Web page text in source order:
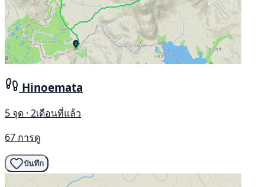
Hinoemata
5 จุด · 2เดือนที่แล้ว
67 การดู
บันทึก